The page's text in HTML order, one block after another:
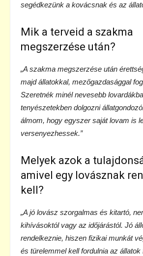
segédkezünk a kovácsnak és az
Mik a terveid a szakma
megszerzése után?
„A szakma megszerzése után
majd állatokkal, mezőgazdasággal
Szeretnék minél nevesebb
tenyészetekben dolgozni
álmom, hogy egyszer saját lovam is
versenyezhessek.”
Melyek azok a
amivel egy lovásznak
kell?
„A jó lovász szorgalmas és kitartó,
kihívásoktól vagy az időjárástól. Jó
rendelkeznie, hiszen fizikai munkát
és türelemmel kell fordulnia az állatok